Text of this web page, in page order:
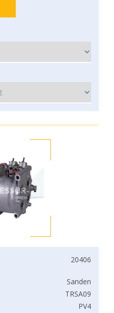
20406
Sanden
TRSA09
PV4